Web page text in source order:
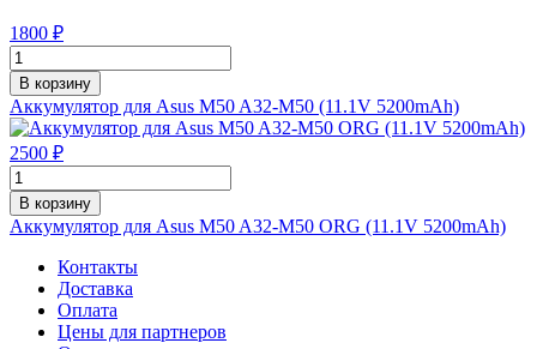
1800 ₽
В корзину
Аккумулятор для Asus M50 A32-M50 (11.1V 5200mAh)
2500 ₽
В корзину
Аккумулятор для Asus M50 A32-M50 ORG (11.1V 5200mAh)
Контакты
Доставка
Оплата
Цены для партнеров